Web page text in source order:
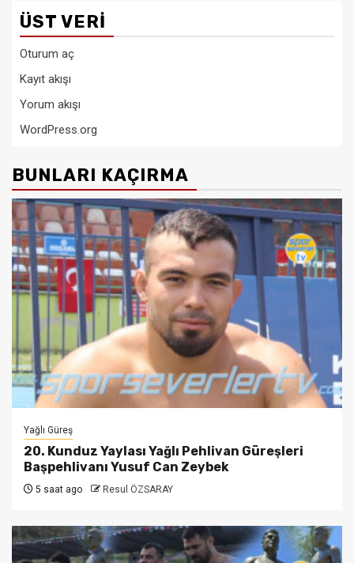
ÜST VERI
Oturum aç
Kayıt akışı
Yorum akışı
WordPress.org
BUNLARI KAÇIRMA
Yağlı Güreş
20. Kunduz Yaylası Yağlı Pehlivan Güreşleri
Başpehlivanı Yusuf Can Zeybek
5 saat ago Resul ÖZSARAY